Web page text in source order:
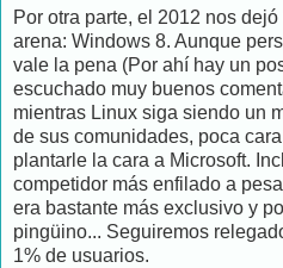
Por otra parte, el 2012 nos
arena: Windows 8. Aunque
vale la pena (Por ahí hay un
escuchado muy buenos
mientras Linux siga siendo un
de sus comunidades, poca
plantarle la cara a Microsoft.
competidor más enfilado a
era bastante más exclusivo y
pingüino... Seguiremos
1% de usuarios.